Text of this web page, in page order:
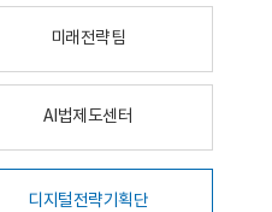
미래전략팀
AI법제도센터
디지털전략기획단